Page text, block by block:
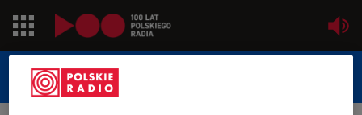
Jedynka
STUDIO REPORTAŻU
POLSKIEGO RADIA